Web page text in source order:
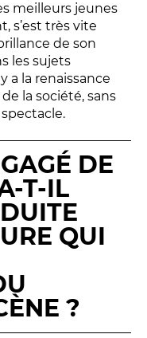
CUISINE
à l’unité
meilleurs jeunes
s’est très vite
de son
les sujets
a la renaissance
la société, sans
DE
T-IL
QUI
?